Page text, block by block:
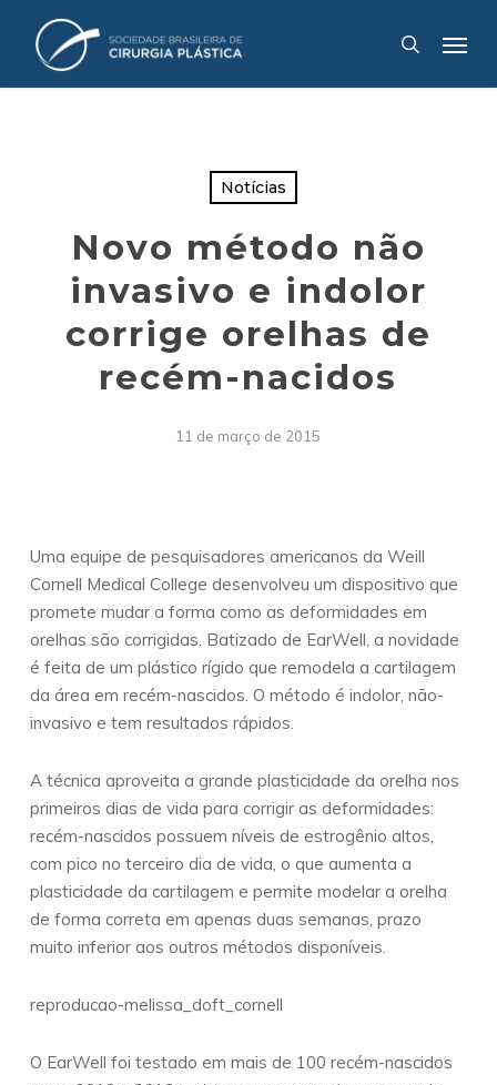
search
Notícias
Novo método não
invasivo e indolor
corrige orelhas de
recém-nacidos
11 de março de 2015
Uma equipe de pesquisadores americanos da Weill
Cornell Medical College desenvolveu um dispositivo que
promete mudar a forma como as deformidades em
orelhas são corrigidas. Batizado de EarWell, a novidade
é feita de um plástico rígido que remodela a cartilagem
da área em recém-nascidos. O método é indolor, não-
invasivo e tem resultados rápidos.
A técnica aproveita a grande plasticidade da orelha nos
primeiros dias de vida para corrigir as deformidades:
recém-nascidos possuem níveis de estrogênio altos,
com pico no terceiro dia de vida, o que aumenta a
plasticidade da cartilagem e permite modelar a orelha
de forma correta em apenas duas semanas, prazo
muito inferior aos outros métodos disponíveis.
reproducao-melissa_doft_cornell
O EarWell foi testado em mais de 100 recém-nascidos